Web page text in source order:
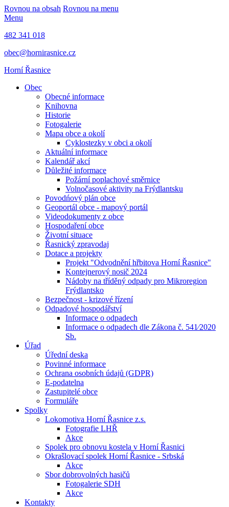
Rovnou na obsah Rovnou na menu
Menu
482 341 018
obec@hornirasnice.cz
Horní Řasnice
Obec
Obecné informace
Knihovna
Historie
Fotogalerie
Mapa obce a okolí
Cyklostezky v obci a okolí
Aktuální informace
Kalendář akcí
Důležité informace
Požární poplachové směrnice
Volnočasové aktivity na Frýdlantsku
Povodńový plán obce
Geoportál obce - mapový portál
Videodokumenty z obce
Hospodaření obce
Životní situace
Řasnický zpravodaj
Dotace a projekty
Projekt "Odvodnění hřbitova Horní Řasnice"
Kontejnerový nosič 2024
Nádoby na tříděný odpady pro Mikroregion
Frýdlantsko
Bezpečnost - krizové řízení
Odpadové hospodářství
Informace o odpadech
Informace o odpadech dle Zákona č. 541⁄2020
Sb.
Úřad
Úřední deska
Povinné informace
Ochrana osobních údajů (GDPR)
E-podatelna
Zastupitelé obce
Formuláře
Spolky
Lokomotiva Horní Řasnice z.s.
Fotografie LHŘ
Akce
Spolek pro obnovu kostela v Horní Řasnici
Okrašlovací spolek Horní Řasnice - Srbská
Akce
Sbor dobrovolných hasičů
Fotogalerie SDH
Akce
Kontakty